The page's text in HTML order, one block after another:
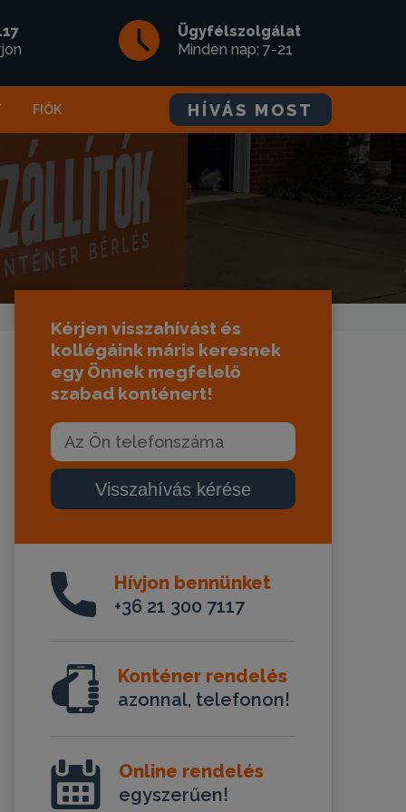
Ügyfélszolgálat
Minden nap: 7-21
FIÓK HÍVÁS MOST
Kérjen visszahívást és
kollégáink máris keresnek
egy Önnek megfelelő
szabad konténert!
Visszahívás kérése
Hívjon bennünket
+36 21 300 7117
Konténer rendelés
azonnal, telefonon!
Online rendelés
egyszerűen!